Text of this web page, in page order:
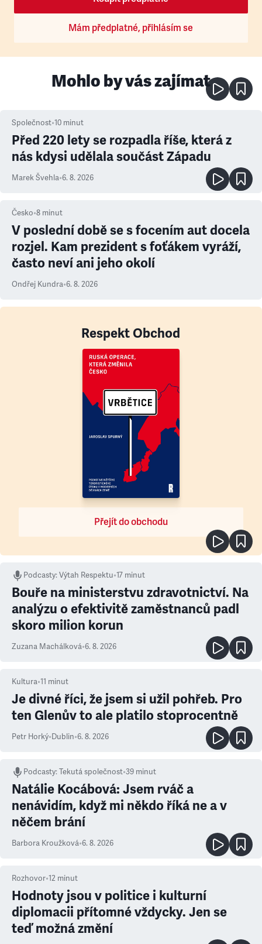
Mám předplatné, přihlásím se
Mohlo by vás zajímat
Společnost•10 minut
Před 220 lety se rozpadla říše, která z
nás kdysi udělala součást Západu
Marek Švehla•6. 8. 2026
Česko•8 minut
V poslední době se s focením aut docela
rozjel. Kam prezident s foťákem vyráží,
často neví ani jeho okolí
Ondřej Kundra•6. 8. 2026
Respekt Obchod
Přejít do obchodu
Podcasty:Výtah Respektu•17 minut
Bouře na ministerstvu zdravotnictví. Na
analýzu o efektivitě zaměstnanců padl
skoro milion korun
Zuzana Machálková•6. 8. 2026
Kultura•11 minut
Je divné říci, že jsem si užil pohřeb. Pro
ten Glenův to ale platilo stoprocentně
Petr Horký•Dublin•6. 8. 2026
Podcasty:Tekutá společnost•39 minut
Natálie Kocábová: Jsem rváč a
nenávidím, když mi někdo říká ne a v
něčem brání
Barbora Kroužková•6. 8. 2026
Rozhovor•12 minut
Hodnoty jsou v politice i kulturní
diplomacii přítomné vždycky. Jen se
teď možná změní